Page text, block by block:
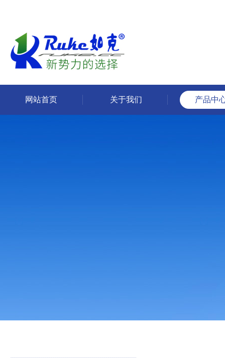
网站首页 关于我们 产品中